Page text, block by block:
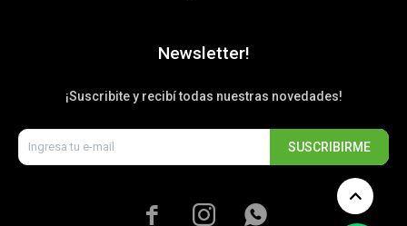
Newsletter!
¡Suscribite y recibí todas nuestras novedades!
SUSCRIBIRME
  